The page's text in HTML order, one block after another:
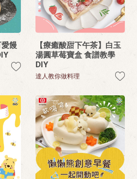
愛饅
【療癒酸甜下午茶】白玉
湯圓草莓寶盒 食譜教學
DIY
達人教你做料理